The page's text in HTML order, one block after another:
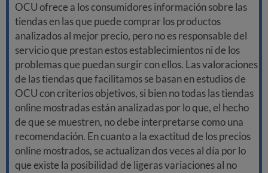
OCU ofrece a los consumidores información sobre las
tiendas en las que puede comprar los productos
analizados al mejor precio, pero no es responsable del
servicio que prestan estos establecimientos ni de los
problemas que puedan surgir con ellos. Las valoraciones
de las tiendas que facilitamos se basan en estudios de
OCU con criterios objetivos, si bien no todas las tiendas
online mostradas están analizadas por lo que, el hecho
de que se muestren, no debe interpretarse como una
recomendación. En cuanto a la exactitud de los precios
online mostrados, se actualizan dos veces al día por lo
que existe la posibilidad de ligeras variaciones al no